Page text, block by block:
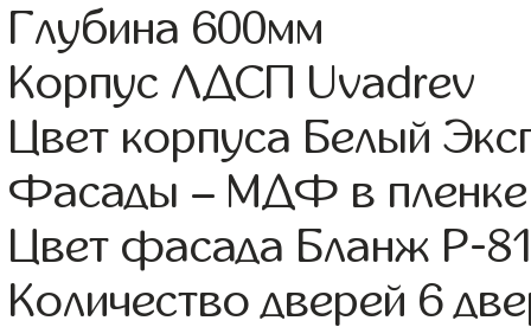
Глубина 600мм
Корпус ЛДСП Uvadrev
Цвет корпуса Белый
Фасады – МДФ в
Цвет фасада Бланж Р-
Количество дверей 6